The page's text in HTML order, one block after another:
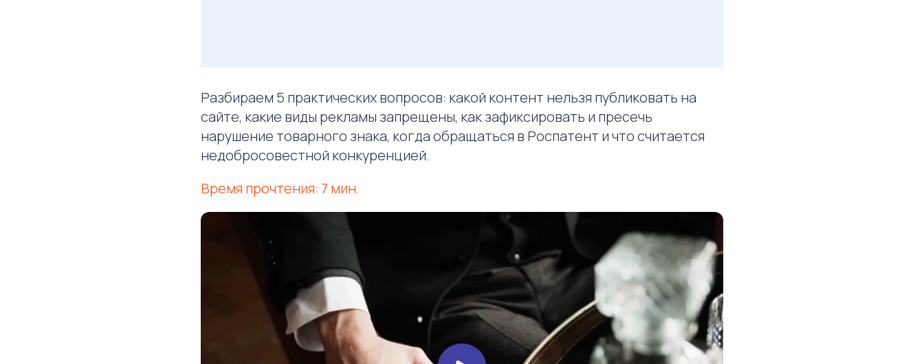
Разбираем 5 практических вопросов: какой контент нельзя публиковать на
сайте, какие виды рекламы запрещены, как зафиксировать и пресечь
нарушение товарного знака, когда обращаться в Роспатент и что считается
недобросовестной конкуренцией.
Время прочтения: 7 мин.